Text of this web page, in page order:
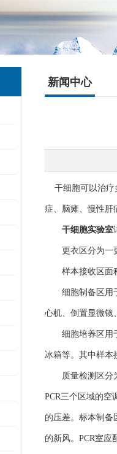
新闻中心
干细胞可以治疗
症、脑瘫、慢性肝
干细胞实验室
更衣区分为一更
样本接收区面积
细胞制备区用于
心机、倒置显微
细胞培养区用于
冰箱等。其中样本
质量检测区分为
PCR三个区域的空
的压差。标本制备
的新风。PCR室